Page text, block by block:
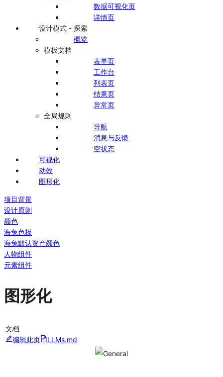
数据可视化页
详情页
设计模式 - 探索
概览
模板文档
表单页
工作台
列表页
结果页
异常页
全局规则
导航
消息与反馈
空状态
可视化
动效
图形化
项目背景
设计原则
颜色
海兔色板
海兔默认资产颜色
人物组件
元素组件
图形化
文档
编辑此页
LLMs.md